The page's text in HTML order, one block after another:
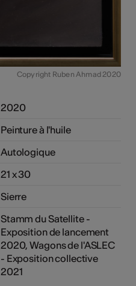
Copyright Ruben Ahmad 2020
2020
Peinture à l'huile
Autologique
21 x 30
Sierre
Stamm du Satellite -
Exposition de lancement
2020, Wagons de l'ASLEC
- Exposition collective
2021